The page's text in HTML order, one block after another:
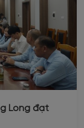
Long đạt